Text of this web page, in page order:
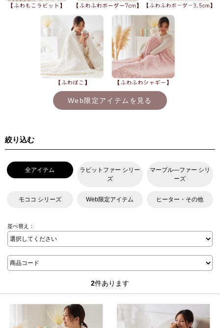
Web限定アイテムを見る
絞り込む
全アイテム
ラビットファー シリー
ズ
マーブル―ファー シリ
ーズ
モココ シリーズ Web限定アイテム ヒーター・その他
並べ替え：
2件あります